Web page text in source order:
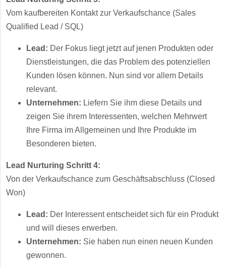
Vom kaufbereiten Kontakt zur Verkaufschance (Sales
Qualified Lead / SQL)
Lead: Der Fokus liegt jetzt auf jenen Produkten oder
Dienstleistungen, die das Problem des potenziellen
Kunden lösen können. Nun sind vor allem Details
relevant.
Unternehmen: Liefern Sie ihm diese Details und
zeigen Sie ihrem Interessenten, welchen Mehrwert
Ihre Firma im Allgemeinen und Ihre Produkte im
Besonderen bieten.
Lead Nurturing Schritt 4:
Von der Verkaufschance zum Geschäftsabschluss (Closed
Won)
Lead: Der Interessent entscheidet sich für ein Produkt
und will dieses erwerben.
Unternehmen: Sie haben nun einen neuen Kunden
gewonnen.